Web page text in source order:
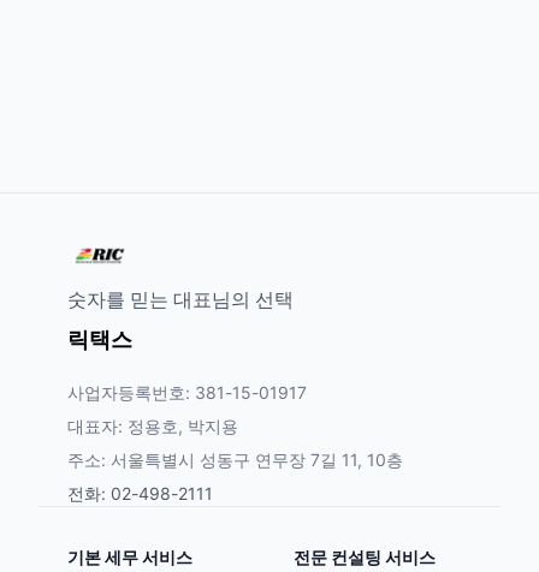
숫자를 믿는 대표님의 선택
릭택스
사업자등록번호: 381-15-01917
대표자: 정용호, 박지용
주소: 서울특별시 성동구 연무장 7길 11, 10층
전화: 02-498-2111
기본 세무 서비스 전문 컨설팅 서비스